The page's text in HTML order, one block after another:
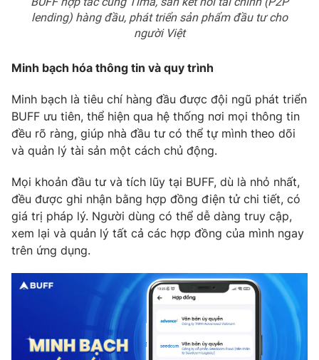
lending) hàng đầu, phát triển sản phẩm đầu tư cho
người Việt
Minh bạch hóa thông tin và quy trình
Minh bạch là tiêu chí hàng đầu được đội ngũ phát triển
BUFF ưu tiên, thể hiện qua hệ thống nơi mọi thông tin
đều rõ ràng, giúp nhà đầu tư có thể tự mình theo dõi
và quản lý tài sản một cách chủ động.
Mọi khoản đầu tư và tích lũy tại BUFF, dù là nhỏ nhất,
đều được ghi nhận bằng hợp đồng điện tử chi tiết, có
giá trị pháp lý. Người dùng có thể dễ dàng truy cập,
xem lại và quản lý tất cả các hợp đồng của mình ngay
trên ứng dụng.